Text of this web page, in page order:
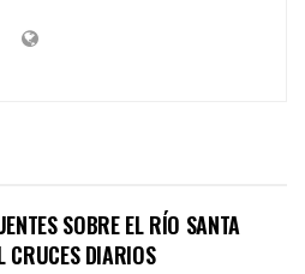
SOBRE EL RÍO SANTA
CRUCES DIARIOS